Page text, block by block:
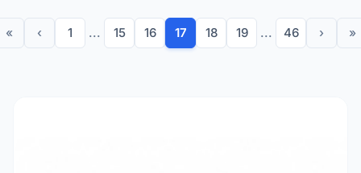
« ‹ 1 ... 15 16 17 18 19 ... 46 › »